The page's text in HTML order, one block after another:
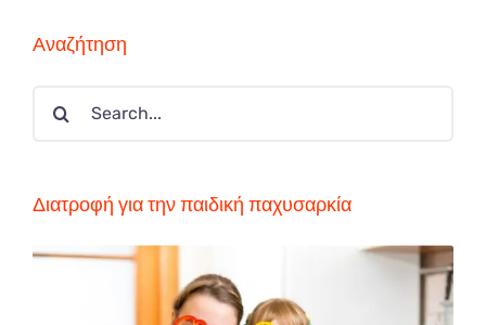
Αναζήτηση
Search
Διατροφή για την παιδική παχυσαρκία